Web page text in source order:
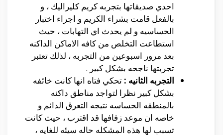
احدي صديقاتها بتجربه كريم كليراليك ، و
بالفعل قامت بشراء الكريم و اجراء اختبار
الحساسيه و لم يحدث اي التهابات ، حيث
استطاعت التخلص من كافه الاماكن الداكنه
بعد مرور اسبوعين من التجربه ، لذلك تعتبر
تجربتها ناجحه بشكل كبير .
التجربه الثانيه : تحكي فتاه انها كانت خائفه
بشكل كبير نظرا لتواجد مناطق داكنه
بالمنطقه الحساسه نتيجه التعرق الدائم و
خاصه ان موعد زفافها قد اقترب ، حيث كانت
تسبب لها هذه المشكله حاله سيئه للغايه ،